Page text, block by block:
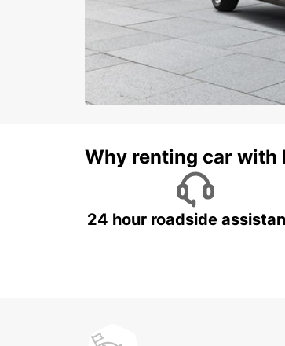
Why renting car with
24 hour roadside